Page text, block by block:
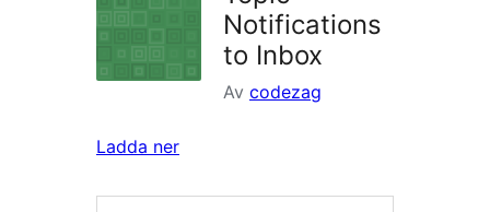
Notifications
to Inbox
Av codezag
Ladda ner